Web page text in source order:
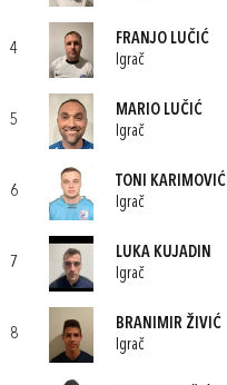
4
FRANJO LUČIĆ
Igrač
5
MARIO LUČIĆ
Igrač
6
TONI KARIMOVIĆ
Igrač
7
LUKA KUJADIN
Igrač
8
BRANIMIR ŽIVIĆ
Igrač